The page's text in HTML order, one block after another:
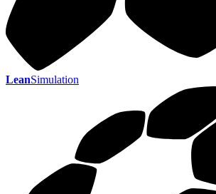
LeanSimulation